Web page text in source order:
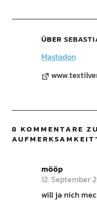
ÜBER
Mastodon
8 KOMMENTARE
AUFMERKSAMKEIT
mööp
12. September
will ja nich